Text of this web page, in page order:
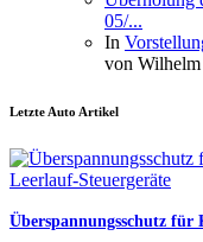
05/...
In
von Wilhelm
Letzte Auto Artikel
Überspannungsschutz